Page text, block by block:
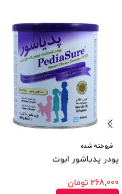
فروخته شده
پودر پدیاشور ابوت
268,000 تومان